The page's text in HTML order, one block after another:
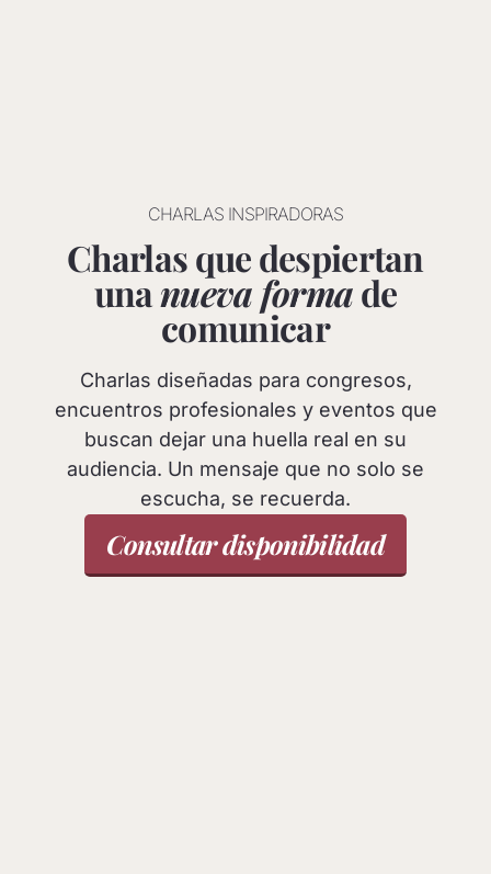
CHARLAS INSPIRADORAS
Charlas que despiertan
unanueva formade
comunicar
Charlas diseñadas para congresos,
encuentros profesionales y eventos que
buscan dejar una huella real en su
audiencia. Un mensaje que no solo se
escucha, se recuerda.
Consultar disponibilidad